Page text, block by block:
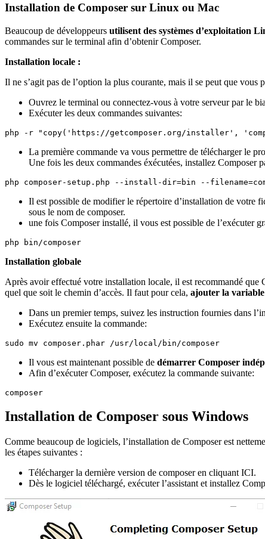
Installation de Composer sur Linux ou Mac
Beaucoup de développeurs utilisent des systèmes d’exploitation
commandes sur le terminal afin d’obtenir Composer.
Installation locale :
Il ne s’agit pas de l’option la plus courante, mais il se peut que vous
Ouvrez le terminal ou connectez-vous à votre serveur par le
Exécuter les deux commandes suivantes:
php -r "copy('https://getcomposer.org/installer',
La première commande va vous permettre de télécharger le
Une fois les deux commandes éxécutées, installez Composer
php composer-setup.php --install-dir=bin --
Il est possible de modifier le répertoire d’installation de votre
sous le nom de composer.
une fois Composer installé, il vous est possible de l’exécuter
php bin/composer
Installation globale
Après avoir effectué votre installation locale, il est recommandé que
quel que soit le chemin d’accès. Il faut pour cela, ajouter la
Dans un premier temps, suivez les instruction fournies dans
Exécutez ensuite la commande:
sudo mv composer.phar /usr/local/bin/composer
Il vous est maintenant possible de démarrer Composer
Afin d’exécuter Composer, exécutez la commande suivante:
composer
Installation de Composer sous Windows
Comme beaucoup de logiciels, l’installation de Composer est
les étapes suivantes :
Télécharger la dernière version de composer en cliquant ICI.
Dès le logiciel téléchargé, exécuter l’assistant et installez